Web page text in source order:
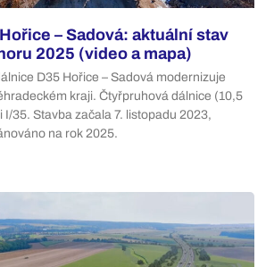
– Sadová: aktuální stav
2025 (video a mapa)
D35 Hořice – Sadová modernizuje
kraji. Čtyřpruhová dálnice (10,5
I/35. Stavba začala 7. listopadu 2023,
na rok 2025.